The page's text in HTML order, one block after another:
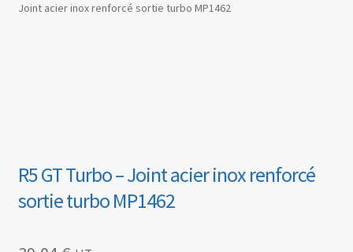
Joint acier inox renforcé sortie turbo MP1462
R5 GT Turbo – Joint acier inox renforcé
sortie turbo MP1462